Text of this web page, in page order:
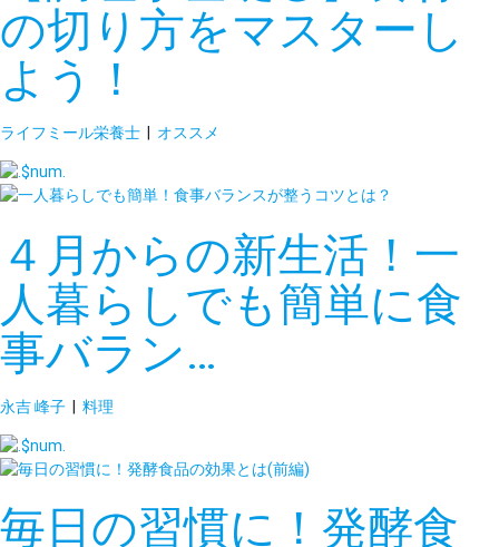
の切り方をマスターし
よう！
ライフミール栄養士 | オススメ
４月からの新生活！一
人暮らしでも簡単に食
事バラン…
永吉 峰子 | 料理
毎日の習慣に！発酵食